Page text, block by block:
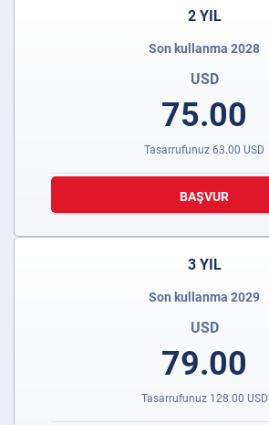
2 YIL
Son kullanma 2028
USD
75.00
Tasarrufunuz 63.00 USD
BAŞVUR
3 YIL
Son kullanma 2029
USD
79.00
Tasarrufunuz 128.00 USD